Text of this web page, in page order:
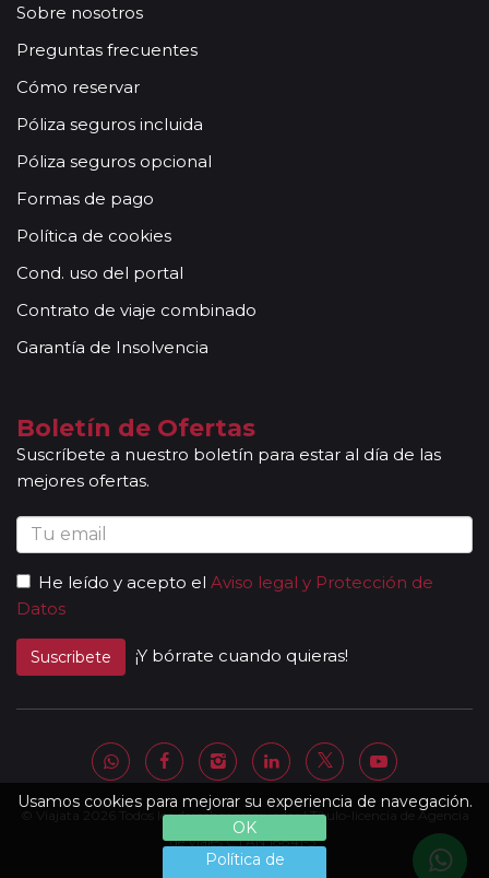
Usamos cookies para mejorar su experiencia de navegación.
OK
Política de
Sobre nosotros
Preguntas frecuentes
Cómo reservar
Póliza seguros incluida
Póliza seguros opcional
Formas de pago
Política de cookies
Cond. uso del portal
Contrato de viaje combinado
Garantía de Insolvencia
Boletín de Ofertas
Suscríbete a nuestro boletín para estar al día de las
mejores ofertas.
He leído y acepto el Aviso legal y Protección de
Datos
Suscribete ¡Y bórrate cuando quieras!
© Viajata 2026 Todos los derechos reservados | Título-licencia de Agencia
de Viajes C.I.AN 18841-3.